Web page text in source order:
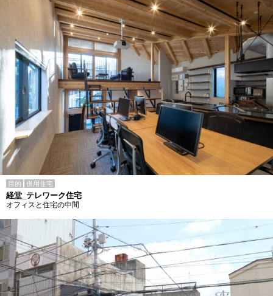
目的 併用住宅
経堂_テレワーク住宅
オフィスと住宅の中間